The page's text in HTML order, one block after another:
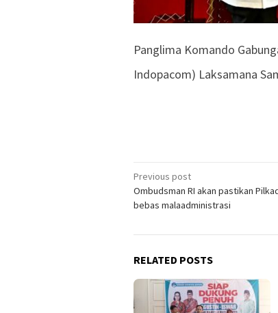
Panglima Komando
Indopacom) Laksamana
Post
navigation
Previous post
Ombudsman RI akan pastikan
bebas malaadministrasi
RELATED POSTS